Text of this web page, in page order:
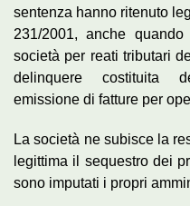
sentenza hanno ritenuto
231/2001, anche
società per reati tributari
delinquere costituita
emissione di fatture per
La società ne subisce la
legittima il sequestro dei
sono imputati i propri